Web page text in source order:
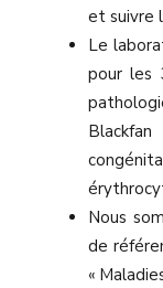
et suivre
Le
pour les
Nous
de
«